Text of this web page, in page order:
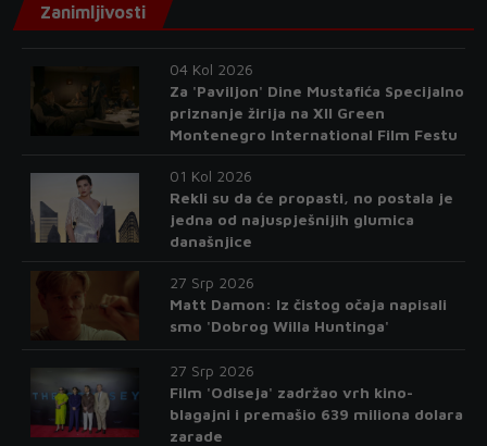
Zanimljivosti
04 Kol 2026
Za 'Paviljon' Dine Mustafića Specijalno
priznanje žirija na XII Green
Montenegro International Film Festu
01 Kol 2026
Rekli su da će propasti, no postala je
jedna od najuspješnijih glumica
današnjice
27 Srp 2026
Matt Damon: Iz čistog očaja napisali
smo 'Dobrog Willa Huntinga'
27 Srp 2026
Film 'Odiseja' zadržao vrh kino-
blagajni i premašio 639 miliona dolara
zarade